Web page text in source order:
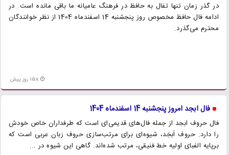
در گذر زمان تنها تفال به حافظ در فرهنگ عامیانه ما باقی مانده است. در
ادامه فال حافظ مخصوص روز پنجشنبه 14 اسفندماه 1404 از نظر خوانندگان
محترم می‌گذرد.
158 روز پیش
فال ابجد امروز پنجشنبه 14 اسفندماه 1404
فال حروف ابجد از جمله فال‌های قدیمی‌ای است که طرفداران خاص خودش
را دارد. حروف اَبجَد، شیوه‌ای برای مرتب‌سازی حروف زبان عربی است که
برپایه الفبای اولیه خط فنیقی، مرتب شده‌اند. گاهی این شیوه در ...